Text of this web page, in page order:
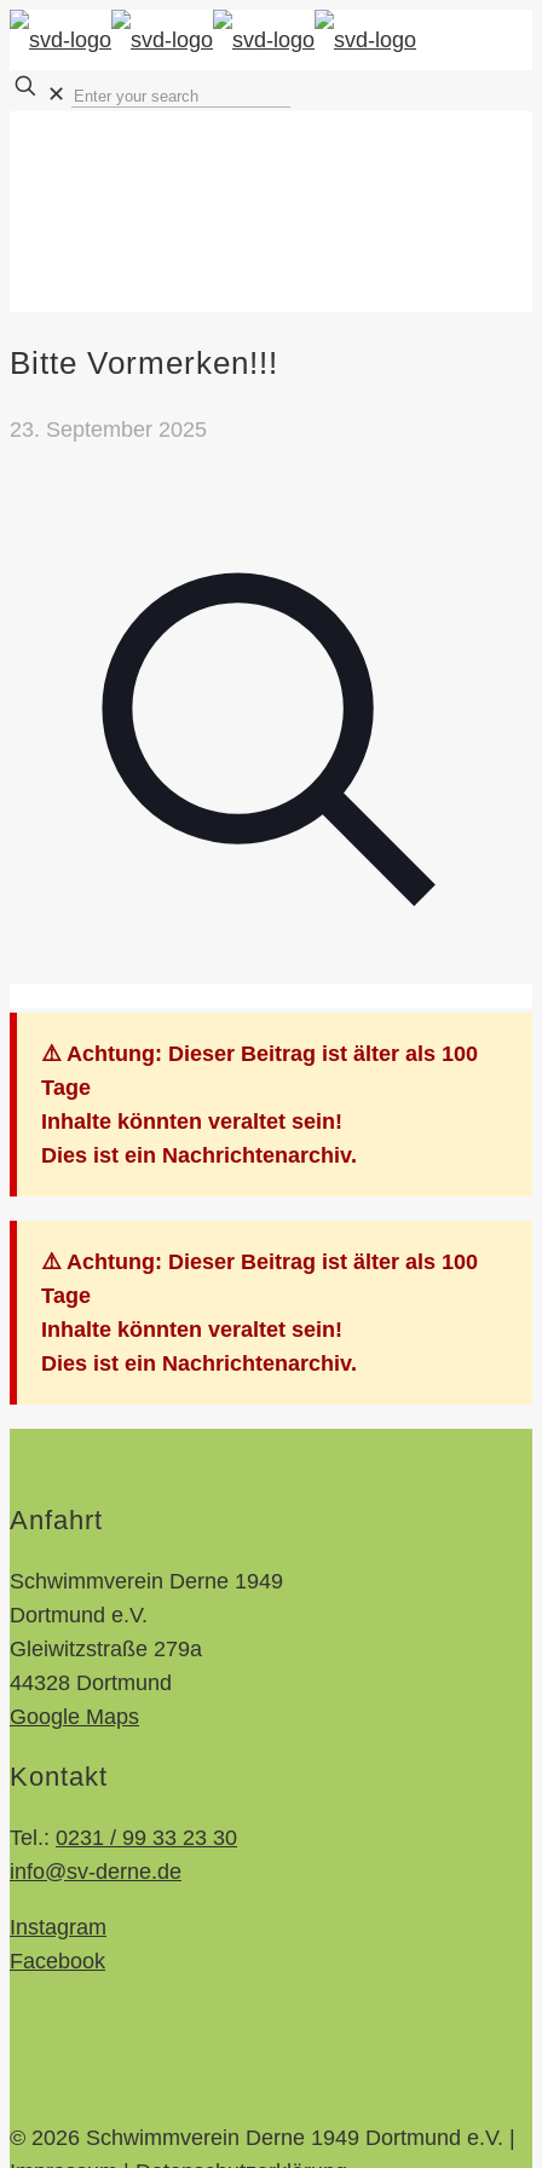
✕
Bitte Vormerken!!!
23. September 2025
⚠️ Achtung: Dieser Beitrag ist älter als 100
Tage
Inhalte könnten veraltet sein!
Dies ist ein Nachrichtenarchiv.
⚠️ Achtung: Dieser Beitrag ist älter als 100
Tage
Inhalte könnten veraltet sein!
Dies ist ein Nachrichtenarchiv.
Anfahrt
Schwimmverein Derne 1949
Dortmund e.V.
Gleiwitzstraße 279a
44328 Dortmund
Google Maps
Kontakt
Tel.: 0231 / 99 33 23 30
info@sv-derne.de
Instagram
Facebook
© 2026 Schwimmverein Derne 1949 Dortmund e.V. |